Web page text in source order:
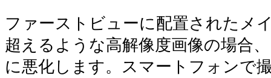
ファーストビューに配置されたメ
超えるような高解像度画像の場合
に悪化します。スマートフォンで